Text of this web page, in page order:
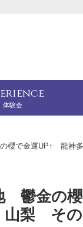
体験会
の櫻で金運UP↑
鬱金の
梨 その